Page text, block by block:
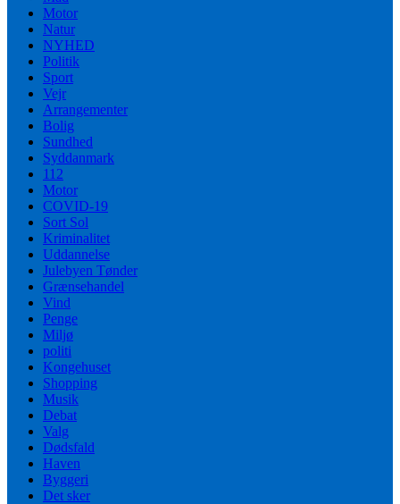
Motor
Natur
NYHED
Politik
Sport
Vejr
Arrangementer
Bolig
Sundhed
Syddanmark
112
Motor
COVID-19
Sort Sol
Kriminalitet
Uddannelse
Julebyen Tønder
Grænsehandel
Vind
Penge
Miljø
politi
Kongehuset
Shopping
Musik
Debat
Valg
Dødsfald
Haven
Byggeri
Det sker